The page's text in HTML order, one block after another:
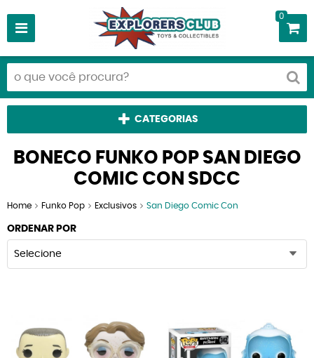
0
CATEGORIAS
BONECO FUNKO POP SAN DIEGO
COMIC CON SDCC
Home Funko Pop Exclusivos San Diego Comic Con
ORDENAR POR
Selecione